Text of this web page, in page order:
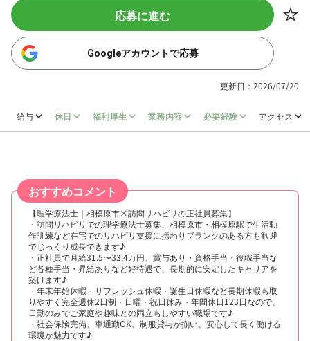
応募に進む
Googleアカウントで応募
更新日：2026/07/20
給与 休日 福利厚生 業務内容 必要経験 アクセス
おすすめコメント
【理学療法士｜相模原市×訪問リハビリの正社員募集】
・訪問リハビリでの理学療法士募集、相模原市・相模原駅で生活動
作訓練など在宅でのリハビリ支援に携わりブランクのある方も歓迎
でじっくり成長できます♪
・正社員で月給31.5〜33.4万円、賞与あり・資格手当・役職手当な
ど各種手当・昇給ありなど好待遇で、長期的に安定したキャリアを
築けます♪
・年末年始休暇・リフレッシュ休暇・誕生日休暇など長期休暇も取
りやすく完全週休2日制・日曜・祝日休み・年間休日123日なので、
日勤のみでご家庭や趣味との両立もしやすい職場です♪
・社会保険完備、車通勤OK、制服貸与が揃い、安心して長く働ける
環境が魅力です♪